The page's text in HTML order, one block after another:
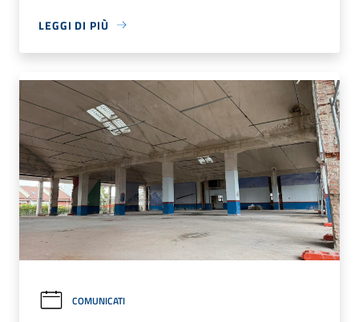
LEGGI DI PIÙ
COMUNICATI